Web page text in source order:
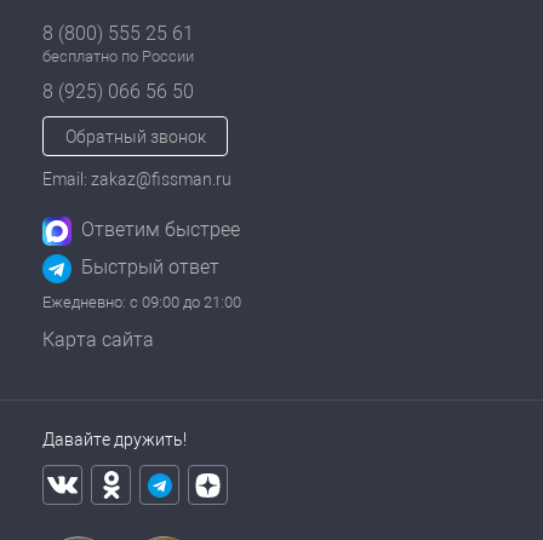
8 (800) 555 25 61
бесплатно по России
8 (925) 066 56 50
Обратный звонок
Email: zakaz@fissman.ru
Ответим быстрее
Быстрый ответ
Ежедневно: с 09:00 до 21:00
Карта сайта
Давайте дружить!